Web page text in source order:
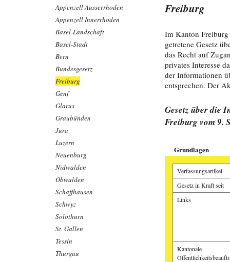
Appenzell Ausserrhoden
Appenzell Innerrhoden
Basel-Landschaft
Basel-Stadt
Bern
Bundesgesetz
Freiburg
Genf
Glarus
Graubünden
Jura
Luzern
Neuenburg
Nidwalden
Obwalden
Schaffhausen
Schwyz
Solothurn
St. Gallen
Tessin
Thurgau
Freiburg
Im Kanton Freiburg
getretene Gesetz
das Recht auf
privates Interesse
der Informationen
entsprechen. Der
Gesetz über die
Freiburg vom 9.
Grundlagen
Verfassungsartikel
Gesetz in Kraft seit
Links
Kantonale